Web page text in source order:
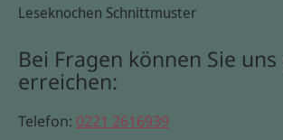
Leseknochen Schnittmuster
Bei Fragen können Sie
erreichen:
Telefon: 0221 2616939